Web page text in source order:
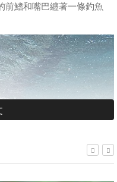
前鰭和嘴巴纏著一條釣魚